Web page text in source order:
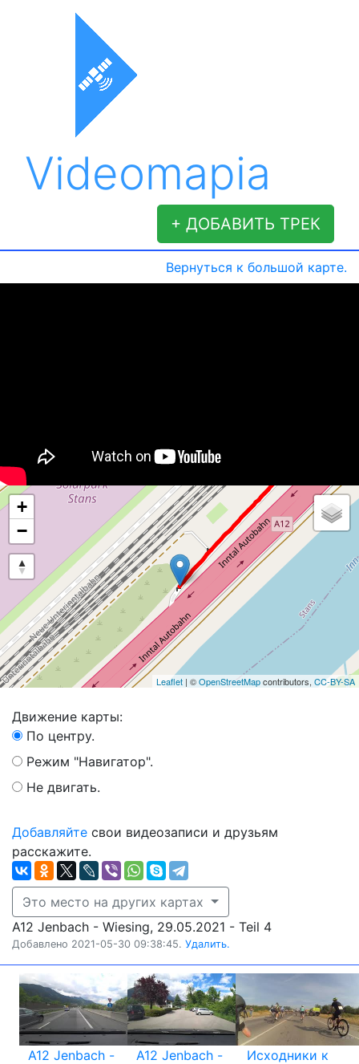
Videomapia
+ ДОБАВИТЬ ТРЕК
Вернуться к большой карте.
+
−
Leaflet | ©OpenStreetMapcontributors, CC-BY-SA
Движение карты:
По центру.
Режим "Навигатор".
Не двигать.
Добавляйте свои видеозаписи и друзьям
расскажите.
Это место на других картах
A12 Jenbach - Wiesing, 29.05.2021 - Teil 4
Добавлено 2021-05-30 09:38:45. Удалить.
A12 Jenbach -
A12 Jenbach -
Исходники к